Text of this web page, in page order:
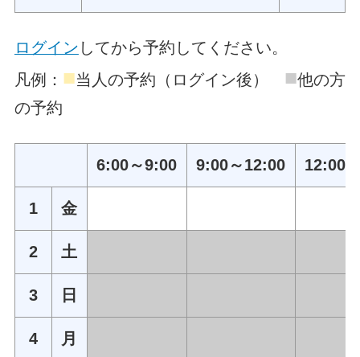
ログイン してから予約してください。
凡例： ■当人の予約（ログイン後） ■他の方
の予約
6:00～9:00 9:00～12:00 12:00
1 金
2 土
3 日
4 月